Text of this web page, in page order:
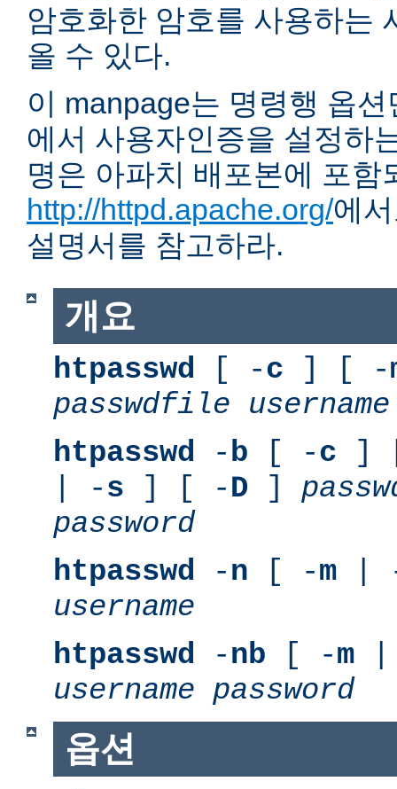
암호화한 암호를 사용하는
올 수 있다.
이 manpage는 명령행 옵
에서 사용자인증을 설정하
명은 아파치 배포본에 포함
http://httpd.apache.org/에
설명서를 참고하라.
개요
htpasswd [ -c ] [ -
passwdfile
username
htpasswd -b [ -c ]
| -s ] [ -D ]
password
htpasswd -n [ -m |
username
htpasswd -nb [ -m
username password
옵션